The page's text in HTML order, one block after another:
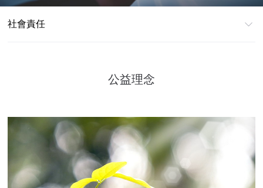
社會責任
公益理念